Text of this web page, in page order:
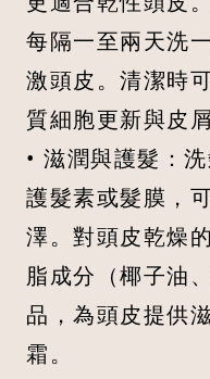
每隔一至兩天洗
激頭皮。清潔時
質細胞更新與皮屑
• 滋潤與護髮：
護髮素或髮膜，
澤。對頭皮乾燥
脂成分（椰子油
品，為頭皮提供
霜。